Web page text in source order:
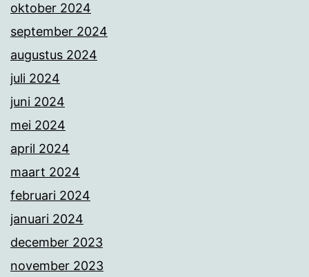
oktober 2024
september 2024
augustus 2024
juli 2024
juni 2024
mei 2024
april 2024
maart 2024
februari 2024
januari 2024
december 2023
november 2023